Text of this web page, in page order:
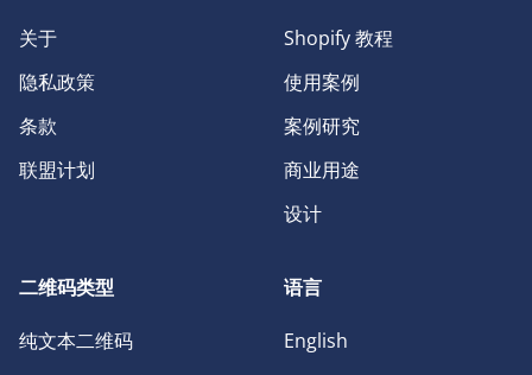
关于
隐私政策
条款
联盟计划
Shopify 教程
使用案例
案例研究
商业用途
设计
二维码类型
纯文本二维码
语言
English